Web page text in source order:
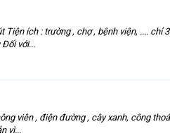
ích : trường , chợ , bệnh viện, ....
với...
viên , điện đường , cây xanh, công
vì...